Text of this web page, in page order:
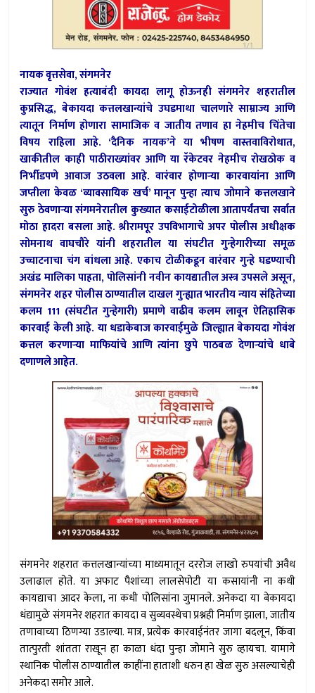
नायक वृत्तसेवा, संगमनेर
राज्यात गोवंश हत्याबंदी कायदा लागू होऊनही संगमनेर शहरातील
कुप्रसिद्ध, बेकायदा कत्तलखान्यांचे उघडमाथा चालणारे साम्राज्य आणि
त्यातून निर्माण होणारा सामाजिक व जातीय तणाव हा नेहमीच चिंतेचा
विषय राहिला आहे. ‘दैनिक नायक’ने या भीषण वास्तवाविरोधात,
खाकीतील काही पाठीराख्यांवर आणि या रॅकेटवर नेहमीच रोखठोक व
निर्भीडपणे आवाज उठवला आहे. वारंवार होणार्‍या कारवायांना आणि
जप्तीला केवळ ‘व्यावसायिक खर्च’ मानून पुन्हा त्याच जोमाने कत्तलखाने
सुरु ठेवणार्‍या संगमनेरातील कुख्यात कसाईटोळीला आतापर्यंतचा सर्वात
मोठा हादरा बसला आहे. श्रीरामपूर उपविभागाचे अपर पोलीस अधीक्षक
सोमनाथ वाघचौरे यांनी शहरातील या संघटीत गुन्हेगारीच्या समूळ
उच्चाटनाचा चंग बांधला आहे. एकाच टोळीकडून वारंवार गुन्हे घडण्याची
अखंड मालिका पाहता, पोलिसांनी नवीन कायद्यातील अस्त्र उपसले असून,
संगमनेर शहर पोलीस ठाण्यातील दाखल गुन्ह्यात भारतीय न्याय संहितेच्या
कलम 111 (संघटीत गुन्हेगारी) प्रमाणे वाढीव कलम लावून ऐतिहासिक
कारवाई केली आहे. या धडाकेबाज कारवाईमुळे जिल्ह्यात बेकायदा गोवंश
कत्तल करणार्‍या माफियांचे आणि त्यांना छुपे पाठबळ देणार्‍यांचे धाबे
दणाणले आहेत.
संगमनेर शहरात कत्तलखान्यांच्या माध्यमातून दररोज लाखो रुपयांची अवैध
उलाढाल होते. या अफाट पैशांच्या लालसेपोटी या कसायांनी ना कधी
कायद्याचा आदर केला, ना कधी पोलिसांना जुमानले. अनेकदा या बेकायदा
धंद्यामुळे संगमनेर शहरात कायदा व सुव्यवस्थेचा प्रश्नही निर्माण झाला, जातीय
तणावाच्या ठिणग्या उडाल्या. मात्र, प्रत्येक कारवाईनंतर जागा बदलून, किंवा
तात्पुरती शांतता राखून हा काळा धंदा पुन्हा जोमाने सुरु व्हायचा. यामागे
स्थानिक पोलीस ठाण्यातील काहींना हाताशी धरुन हा खेळ सुरु असल्याचेही
अनेकदा समोर आले.